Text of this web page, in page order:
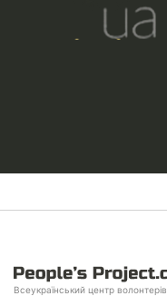
Всеукраїнський центр волонтерів